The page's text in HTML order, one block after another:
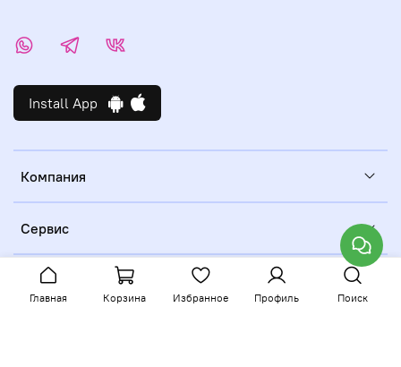
Компания
Сервис
Install App
Главная Корзина Избранное Профиль Поиск